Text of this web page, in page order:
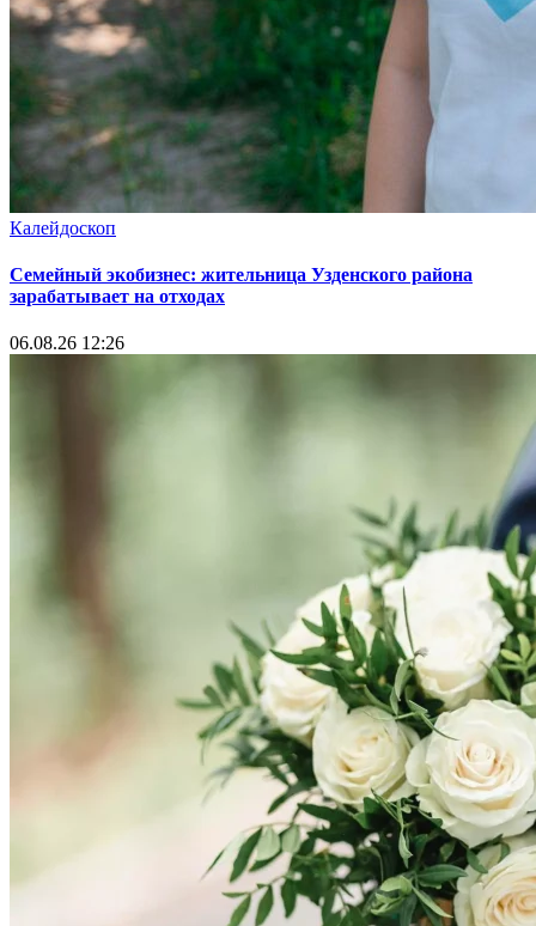
Калейдоскоп
Семейный экобизнес: жительница Узденского района
зарабатывает на отходах
06.08.26 12:26